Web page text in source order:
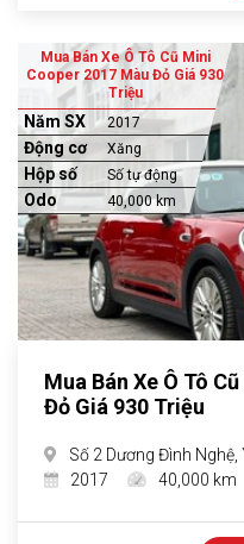
Mua Bán Xe Ô Tô Cũ Mini
Cooper 2017 Màu Đỏ Giá 930
Triệu
Năm SX 2017
Động cơ Xăng
Hộp số Số tự động
Odo 40,000 km
Mua Bán Xe Ô Tô
Đỏ Giá 930 Triệu
Số 2 Dương Đình Nghệ,
2017
40,000 km